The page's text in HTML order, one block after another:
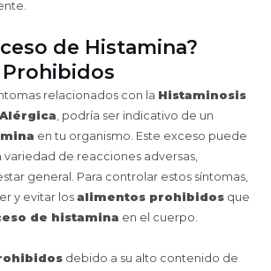
de Histamina?
relacionados con la Histaminosis
, podría ser indicativo de un
en tu organismo. Este exceso puede
variedad de reacciones adversas,
general. Para controlar estos síntomas,
y evitar los alimentos prohibidos que
de histamina en el cuerpo.
debido a su alto contenido de